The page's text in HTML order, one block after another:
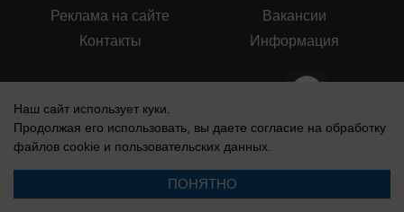
Реклама на сайте
Контакты
Вакансии
Информация
СМИ Блокнот Ставрополь зарегистрировано Федеральной службой по
надзору в сфере связи, информационных технологий и массовых
Эл № ФС77-76032 от 12 июля 2019 г. (Первоначальное свидетельство
Эл № ФС77-62273 от 03 июля 2015 г.)
Наш сайт использует куки.
Продолжая его использовать, вы даете согласие на обработку
файлов cookie и пользовательских данных.
ПОНЯТНО